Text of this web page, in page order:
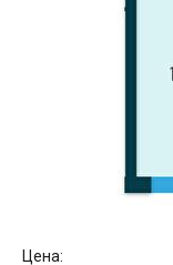
Цена: